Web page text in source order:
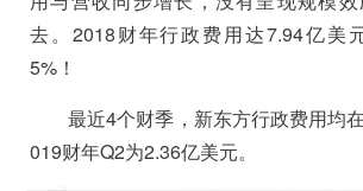
去。2018财年行政费用达7.94亿美
5%！
最近4个财季，新东方行政费用均
019财年Q2为2.36亿美元。